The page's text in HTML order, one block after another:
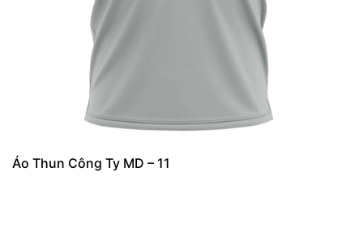
Áo Thun Công Ty MD – 11